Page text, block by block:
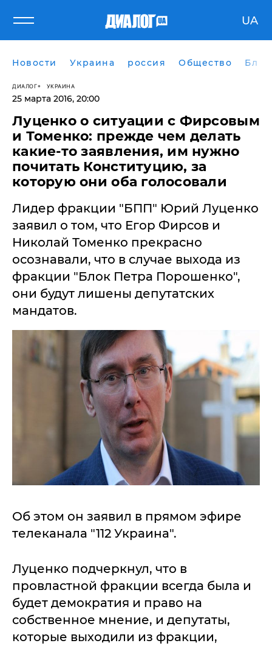
UA
Новости Украина россия Общество
ДИАЛОГ УКРАИНА
25 марта 2016, 20:00
Луценко о ситуации с Фирсовым
и Томенко: прежде чем делать
какие-то заявления, им нужно
почитать Конституцию, за
которую они оба голосовали
Лидер фракции "БПП" Юрий Луценко
заявил о том, что Егор Фирсов и
Николай Томенко прекрасно
осознавали, что в случае выхода из
фракции "Блок Петра Порошенко",
они будут лишены депутатских
мандатов.
Об этом он заявил в прямом эфире
телеканала "112 Украина".
Луценко подчеркнул, что в
провластной фракции всегда была и
будет демократия и право на
собственное мнение, и депутаты,
которые выходили из фракции,